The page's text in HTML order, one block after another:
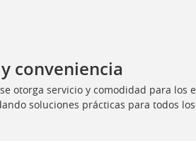
conveniencia
otorga servicio y comodidad para los
soluciones prácticas para todos